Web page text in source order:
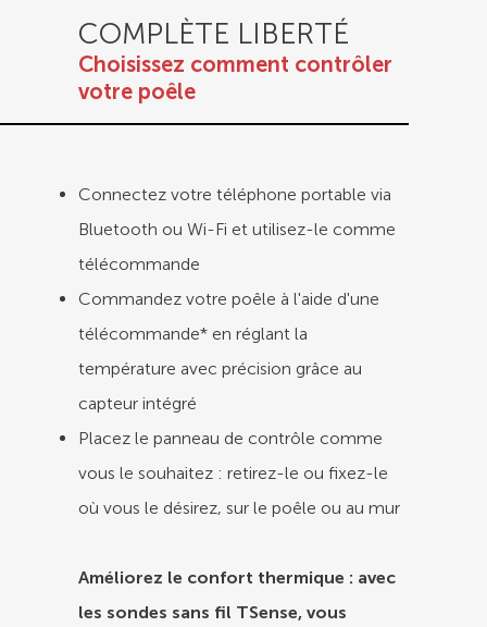
COMPLÈTE LIBERTÉ
Choisissez comment contrôler
votre poêle
Connectez votre téléphone portable via
Bluetooth ou Wi-Fi et utilisez-le comme
télécommande
Commandez votre poêle à l'aide d'une
télécommande* en réglant la
température avec précision grâce au
capteur intégré
Placez le panneau de contrôle comme
vous le souhaitez : retirez-le ou fixez-le
où vous le désirez, sur le poêle ou au mur
Améliorez le confort thermique : avec
les sondes sans fil TSense, vous